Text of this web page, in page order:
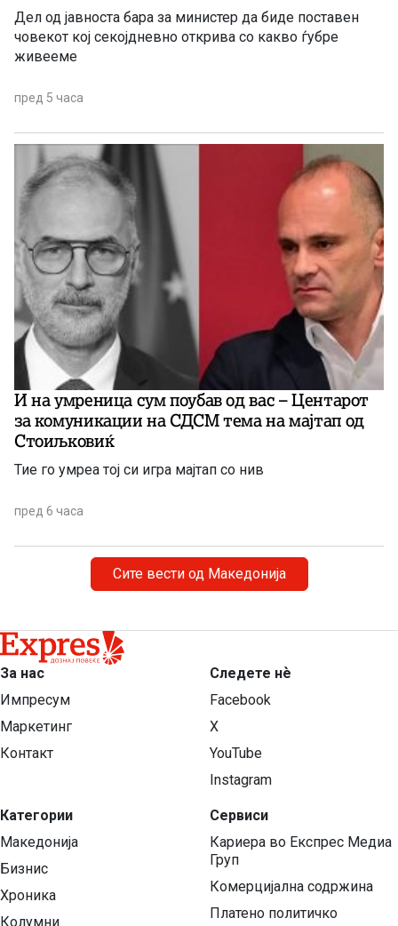
Дел од јавноста бара за министер да биде поставен
човекот кој секојдневно открива со какво ѓубре
живееме
пред 5 часа
И на умреница сум поубав од вас – Центарот
за комуникации на СДСМ тема на мајтап од
Стоиљковиќ
Тие го умреа тој си игра мајтап со нив
пред 6 часа
Сите вести од Македонија
За нас
Импресум
Маркетинг
Контакт
Категории
Македонија
Бизнис
Хроника
Колумни
Следете нѐ
Facebook
X
YouTube
Instagram
Сервиси
Кариера во Експрес Медиа
Груп
Комерцијална содржина
Платено политичко